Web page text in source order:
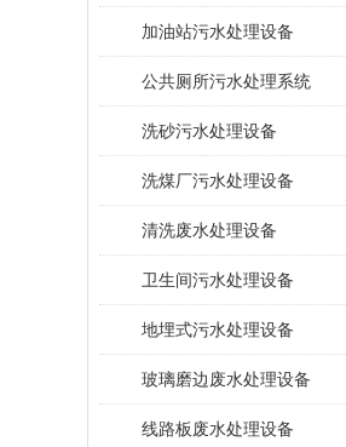
加油站污水处理设备
公共厕所污水处理系统
洗砂污水处理设备
洗煤厂污水处理设备
清洗废水处理设备
卫生间污水处理设备
地埋式污水处理设备
玻璃磨边废水处理设备
线路板废水处理设备